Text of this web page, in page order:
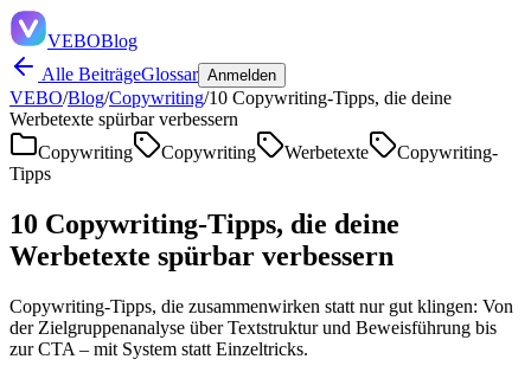
VEBOBlog
Alle BeiträgeGlossar Anmelden
VEBO/Blog/Copywriting/10 Copywriting-Tipps, die deine
Werbetexte spürbar verbessern
Copywriting
Copywriting Werbetexte
Copywriting-
Tipps
10 Copywriting-Tipps, die deine
Werbetexte spürbar verbessern
Copywriting-Tipps, die zusammenwirken statt nur gut klingen: Von
der Zielgruppenanalyse über Textstruktur und Beweisführung bis
zur CTA – mit System statt Einzeltricks.